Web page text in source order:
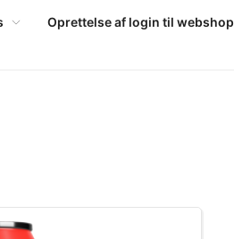
Oprettelse af login til webshop